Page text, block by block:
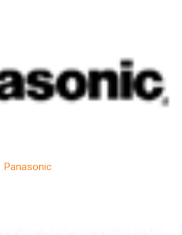
Panasonic